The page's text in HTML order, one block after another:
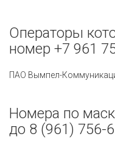
Операторы
номер +7 961
ПАО Вымпел-
Номера по
до 8 (961) 756-